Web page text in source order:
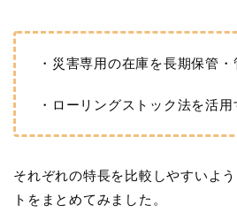
・災害専用の在庫を長期保管・
・ローリングストック法を活用
それぞれの特長を比較しやすいよ
トをまとめてみました。